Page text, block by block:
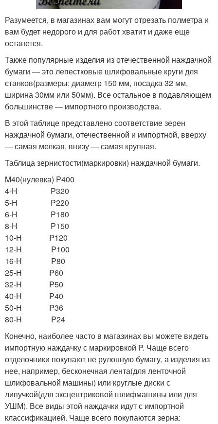
Разумеется, в магазинах вам могут отрезать полметра и
вам будет недорого и для работ хватит и даже еще
останется.
Также популярные изделия из отечественной наждачной
бумаги — это лепестковые шлифовальные круги для
станков(размеры: диаметр 150 мм, посадка 32 мм,
ширина 30мм или 50мм). Все остальное в подавляющем
большинстве — импортного производства.
В этой таблице представлено соответствие зерен
наждачной бумаги, отечественной и импортной, вверху
— самая мелкая, внизу — самая крупная.
Таблица зернистости(маркировки) наждачной бумаги.
M40(нулевка) P400
4-H P320
5-H P220
6-H P180
8-H P150
10-H P120
12-H P100
16-H P80
25-H P60
32-H P50
40-H P40
50-H P36
80-H P24
Конечно, наиболее часто в магазинах вы можете видеть
импортную наждачку с маркировкой P. Чаще всего
отделочники покупают не рулонную бумагу, а изделия из
нее, например, бесконечная лента(для ленточной
шлифовальной машины) или круглые диски с
липучкой(для эксцентриковой шлифмашины или для
УШМ). Все виды этой наждачки идут с импортной
классификацией. Чаще всего покупаются зерна: